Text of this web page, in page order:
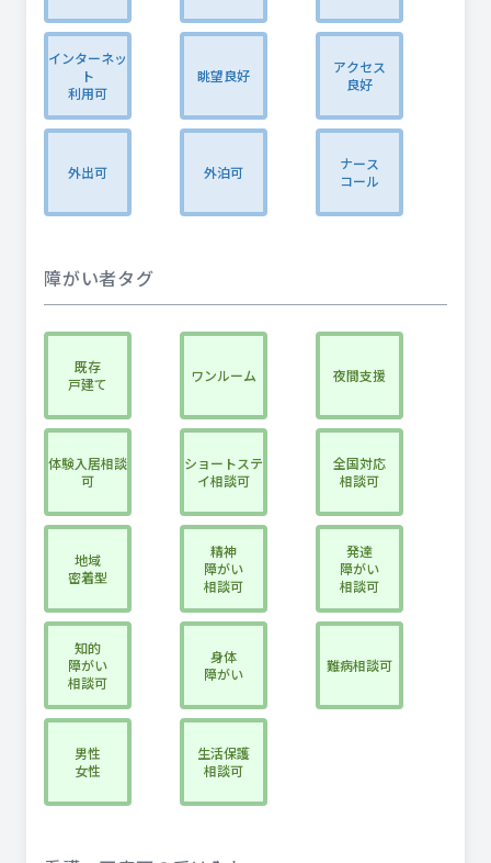
インターネッ
ト
利用可
眺望良好
アクセス
良好
外出可 外泊可
ナース
コール
障がい者タグ
既存
戸建て
ワンルーム 夜間支援
体験入居相談
可
ショートステ
イ相談可
全国対応
相談可
地域
密着型
精神
障がい
相談可
発達
障がい
相談可
知的
障がい
相談可
身体
障がい
難病相談可
男性
女性
生活保護
相談可